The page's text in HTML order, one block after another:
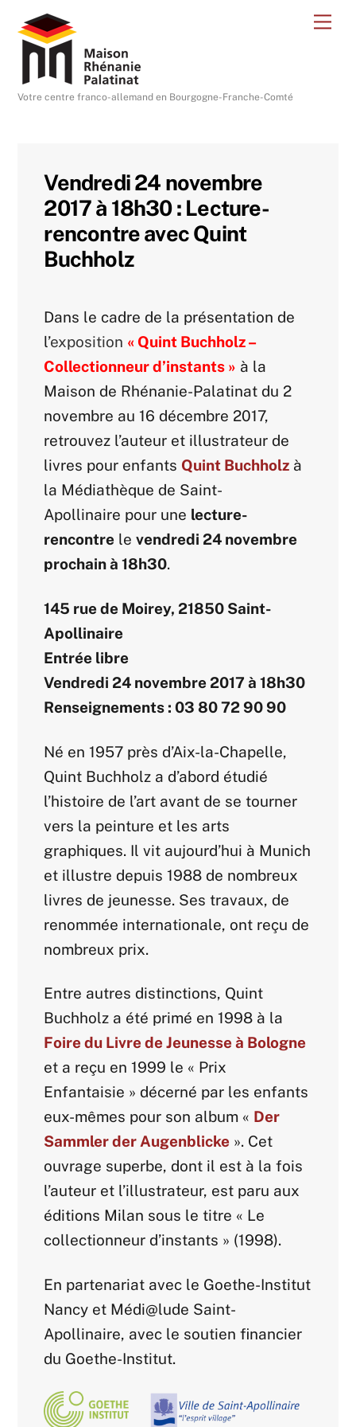
content
Votre centre franco-allemand en Bourgogne-Franche-Comté
Vendredi 24 novembre
2017 à 18h30 : Lecture-
rencontre avec Quint
Buchholz
Dans le cadre de la présentation de
l’exposition « Quint Buchholz –
Collectionneur d’instants » à la
Maison de Rhénanie-Palatinat du 2
novembre au 16 décembre 2017,
retrouvez l’auteur et illustrateur de
livres pour enfants Quint Buchholz à
la Médiathèque de Saint-
Apollinaire pour une lecture-
rencontre levendredi 24 novembre
prochain à 18h30.
145 rue de Moirey, 21850 Saint-
Apollinaire
Entrée libre
Vendredi 24 novembre 2017 à 18h30
Renseignements : 03 80 72 90 90
Né en 1957 près d’Aix-la-Chapelle,
Quint Buchholz a d’abord étudié
l’histoire de l’art avant de se tourner
vers la peinture et les arts
graphiques. Il vit aujourd’hui à Munich
et illustre depuis 1988 de nombreux
livres de jeunesse. Ses travaux, de
renommée internationale, ont reçu de
nombreux prix.
Entre autres distinctions, Quint
Buchholz a été primé en 1998 à la
Foire du Livre de Jeunesse à Bologne
et a reçu en 1999 le « Prix
Enfantaisie » décerné par les enfants
eux-mêmes pour son album « Der
Sammler der Augenblicke ». Cet
ouvrage superbe, dont il est à la fois
l’auteur et l’illustrateur, est paru aux
éditions Milan sous le titre « Le
collectionneur d’instants » (1998).
En partenariat avec le Goethe-Institut
Nancy et Médi@lude Saint-
Apollinaire, avec le soutien financier
du Goethe-Institut.